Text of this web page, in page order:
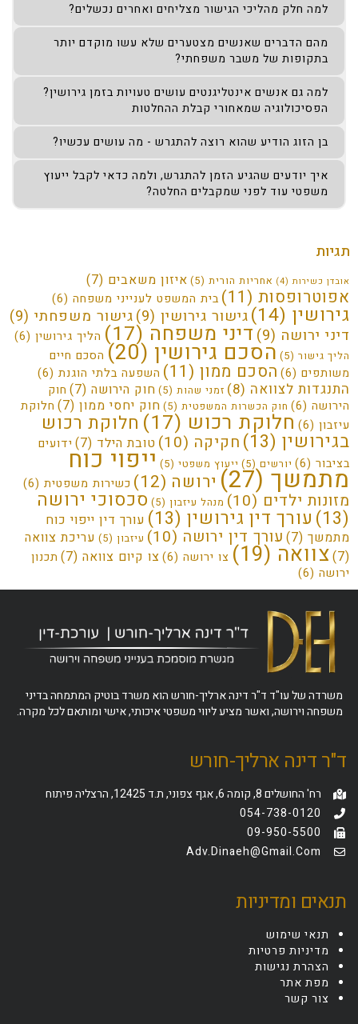
למה חלק מהליכי הגישור מצליחים ואחרים נכשלים?
מהם הדברים שאנשים מצטערים שלא עשו מוקדם יותר
בתקופות של משבר משפחתי?
למה גם אנשים אינטליגנטים עושים טעויות בזמן גירושין?
הפסיכולוגיה שמאחורי קבלת ההחלטות
בן הזוג הודיע שהוא רוצה להתגרש - מה עושים עכשיו?
איך יודעים שהגיע הזמן להתגרש, ולמה כדאי לקבל ייעוץ
משפטי עוד לפני שמקבלים החלטה?
תגיות
אובדן כשירות(4) אחריות הורית(5) איזון משאבים(7)
אפוטרופסות(11) בית המשפט לענייני משפחה(6)
גירושין(14) גישור גירושין(9) גישור משפחתי(9)
דיני ירושה(9) דיני משפחה(17) הליך גירושין(6)
הליך גישור(5) הסכם גירושין(20)
הסכם חיים
משותפים(6) הסכם ממון(11) השפעה בלתי הוגנת(6)
התנגדות לצוואה(8) זמני שהות(5) חוק הירושה(7)
חוק
הירושה(6) חוק הכשרות המשפטית(5) חוק יחסי ממון(7)
חלוקת
עיזבון(6) חלוקת רכוש(17) חלוקת רכוש
בגירושין(13) חקיקה(10) טובת הילד(7)
ידועים
בציבור(6) יורשים(5) ייעוץ משפטי(5) ייפוי כוח
מתמשך(27) ירושה(12) כשירות משפטית(6)
מזונות ילדים(10) מנהל עיזבון(5) סכסוכי ירושה
עורך דין גירושין(13)
עורך דין ייפוי כוח
מתמשך(7) עורך דין ירושה(10) עיזבון(5)
עריכת צוואה
צוואה(19) צו ירושה(6) צו קיום צוואה(7)
תכנון
ירושה(6)
משרדה של עו"ד ד"ר דינה ארליך-חורש הוא משרד בוטיק המתמחה בדיני
משפחה וירושה, ואשר מציע ליווי משפטי איכותי, אישי ומותאם לכל מקרה.
ד"ר דינה ארליך-חורש
רח' החושלים 8, קומה 6, אגף צפוני, ת.ד 12425, הרצליה פיתוח
054-738-0120
09-950-5500
Adv.dinaeh@gmail.com
תנאים ומדיניות
תנאי שימוש
מדיניות פרטיות
הצהרת נגישות
מפת אתר
צור קשר